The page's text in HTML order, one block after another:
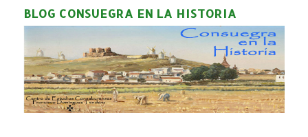
BLOG CONSUEGRA EN LA HISTORIA